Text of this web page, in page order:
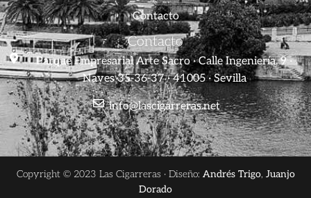
Contacto
Contacto
Parque Empresarial Arte Sacro · Calle Ingeniería, 9 ·
Naves 35-36-37 · 41005 · Sevilla
info@lascigarreras.net
Copyright © 2023 Las Cigarreras · Diseño: Andrés Trigo, Juanjo
Dorado